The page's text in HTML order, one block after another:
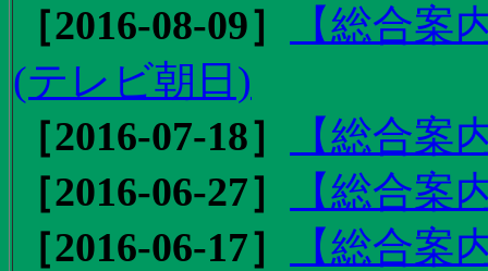
［2016-08-09］
【総合
(テレビ朝日)
［2016-07-18］
【総合案
［2016-06-27］
【総合案
［2016-06-17］
【総合